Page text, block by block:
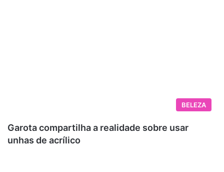
BELEZA
Garota compartilha a realidade sobre usar
unhas de acrílico